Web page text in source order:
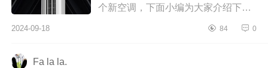
个新空调，下面小编为大家介绍下华
柜机好用吗 华凌柜机哪款性价比
2024-09-18 84 0
Fa la la.